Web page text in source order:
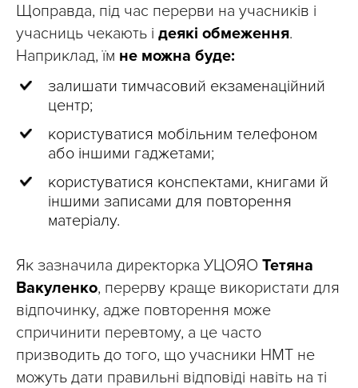
Щоправда, під час перерви на учасників і
учасниць чекають і деякі обмеження.
Наприклад, їм не можна буде:
залишати тимчасовий екзаменаційний
центр;
користуватися мобільним телефоном
або іншими гаджетами;
користуватися конспектами, книгами й
іншими записами для повторення
матеріалу.
Як зазначила директорка УЦОЯО Тетяна
Вакуленко, перерву краще використати для
відпочинку, адже повторення може
спричинити перевтому, а це часто
призводить до того, що учасники НМТ не
можуть дати правильні відповіді навіть на ті